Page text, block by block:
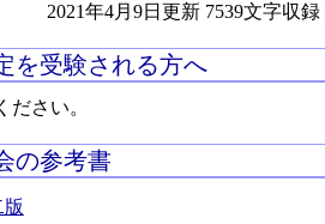
2021年4月9日更新 7539文字収録
を受験される方へ
ださい。
の参考書